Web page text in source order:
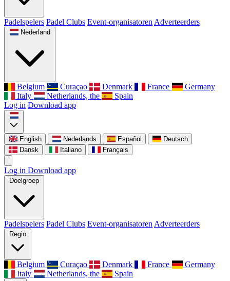
Padelspelers Padel Clubs Event-organisatoren Adverteerders
Nederland
Belgium Curaçao Denmark France
Germany
Italy
Netherlands, the
Spain
Log in Download app
English Nederlands Español
Deutsch
Dansk
Italiano Français
Log in Download app
Doelgroep
Padelspelers Padel Clubs Event-organisatoren Adverteerders
Regio
Belgium Curaçao Denmark France
Germany
Italy
Netherlands, the Spain